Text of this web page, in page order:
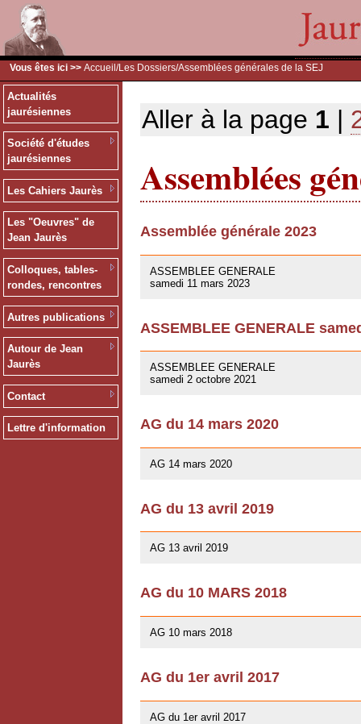
Vous êtes ici >> Accueil /Les Dossiers/Assemblées générales de la SEJ
Actualités
jaurésiennes
Société d'études
jaurésiennes
Les Cahiers Jaurès
Les "Oeuvres" de
Jean Jaurès
Colloques, tables-
rondes, rencontres
Autres publications
Autour de Jean
Jaurès
Contact
Lettre d'information
Aller à la page 1 |
Assemblées
Assemblée générale 2023
ASSEMBLEE GENERALE
samedi 11 mars 2023
ASSEMBLEE GENERALE
ASSEMBLEE GENERALE
samedi 2 octobre 2021
AG du 14 mars 2020
AG 14 mars 2020
AG du 13 avril 2019
AG 13 avril 2019
AG du 10 MARS 2018
AG 10 mars 2018
AG du 1er avril 2017
AG du 1er avril 2017